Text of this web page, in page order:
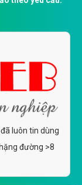
luôn tin dùng
đường >8